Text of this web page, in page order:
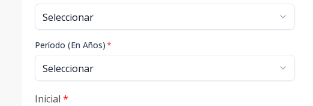
Período (En Años)*
Inicial *